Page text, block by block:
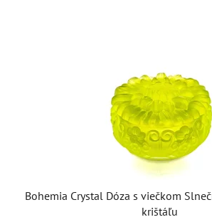
Bohemia Crystal Dóza s viečkom
krištáľu